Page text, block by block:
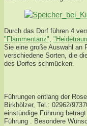
Durch das Dorf führen 4
"Flammentanz",
Sie eine große Auswahl an
verschiedene Sorten, die
des Dorfes schmücken.
Führungen entlang der
Birkhölzer, Tel.: 02962/
einstündige Führung
Führung . Besondere